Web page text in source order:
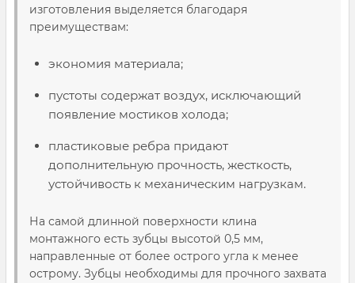
изготовления выделяется благодаря
преимуществам:
экономия материала;
пустоты содержат воздух, исключающий
появление мостиков холода;
пластиковые ребра придают
дополнительную прочность, жесткость,
устойчивость к механическим нагрузкам.
На самой длинной поверхности клина
монтажного есть зубцы высотой 0,5 мм,
направленные от более острого угла к менее
острому. Зубцы необходимы для прочного захвата